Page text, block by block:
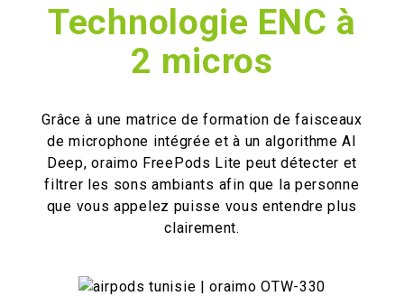
Technologie ENC à
2 micros
Grâce à une matrice de formation de faisceaux
de microphone intégrée et à un algorithme AI
Deep, oraimo FreePods Lite peut détecter et
filtrer les sons ambiants afin que la personne
que vous appelez puisse vous entendre plus
clairement.